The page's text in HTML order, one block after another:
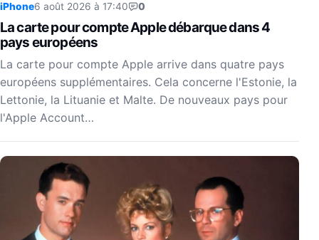
iPhone6 août 2026 à 17:40 0
La carte pour compte Apple débarque dans 4
pays européens
La carte pour compte Apple arrive dans quatre pays
européens supplémentaires. Cela concerne l'Estonie, la
Lettonie, la Lituanie et Malte. De nouveaux pays pour
l'Apple Account…